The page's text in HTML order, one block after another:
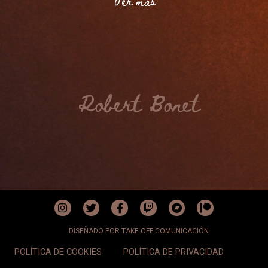
Robert Bonet
DISEÑADO POR TAKE OFF COMUNICACIÓN
POLÍTICA DE COOKIES POLÍTICA DE PRIVACIDAD